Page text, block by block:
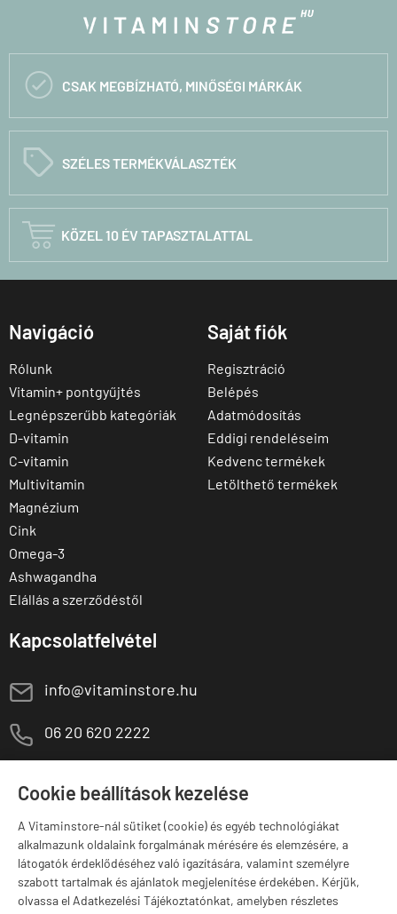
Cookie beállítások kezelése
A Vitaminstore-nál sütiket (cookie) és egyéb technológiákat
alkalmazunk oldalaink forgalmának mérésére és elemzésére, a
látogatók érdeklődéséhez való igazítására, valamint személyre
szabott tartalmak és ajánlatok megjelenítése érdekében. Kérjük,
olvassa el Adatkezelési Tájékoztatónkat, amelyben részletes
 CSAK MEGBÍZHATÓ, MINŐSÉGI MÁRKÁK
C SZÉLES TERMÉKVÁLASZTÉK
 KÖZEL 10 ÉV TAPASZTALATTAL
Navigáció
Rólunk
Vitamin+ pontgyűjtés
Legnépszerűbb kategóriák
D-vitamin
C-vitamin
Multivitamin
Magnézium
Cink
Omega-3
Ashwagandha
Elállás a szerződéstől
Saját fiók
Regisztráció
Belépés
Adatmódosítás
Eddigi rendeléseim
Kedvenc termékek
Letölthető termékek
Kapcsolatfelvétel
E info@vitaminstore.hu
M 06 20 620 2222
Szugló u. 83-85.
Márkák